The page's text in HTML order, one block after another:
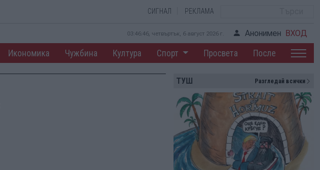
СИГНАЛ РЕКЛАМА
03:46:46, четвъртък, 6 август 2026 г. Анонимен ВХОД
Икономика Чужбина Култура Спорт Просвета После
ТУШ Разгледай всички